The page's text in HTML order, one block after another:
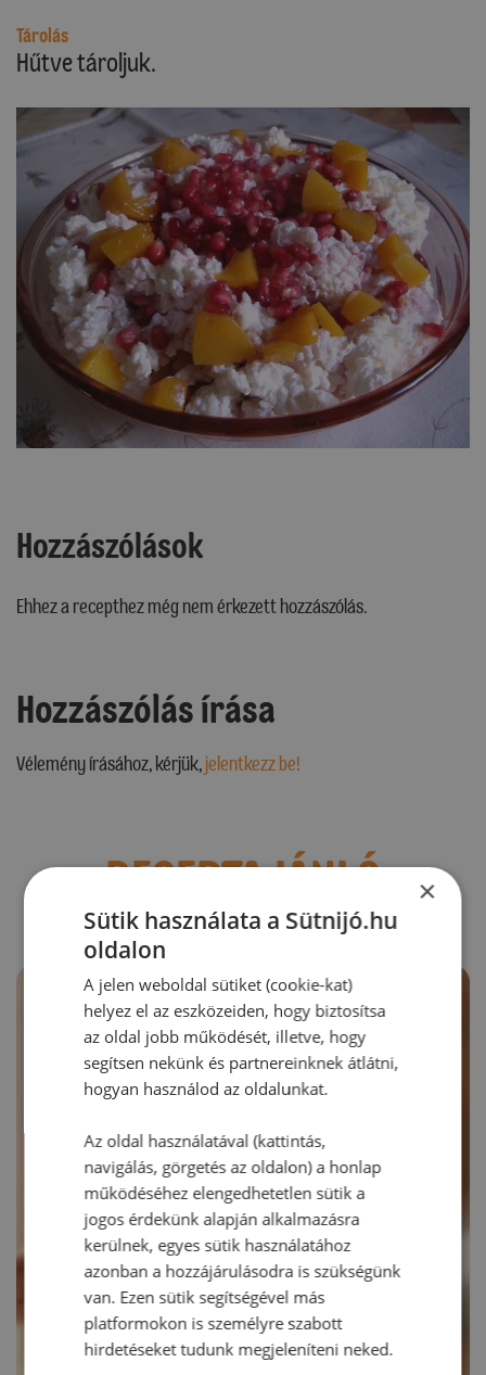
Tárolás
Hűtve tároljuk.
Hozzászólások
Ehhez a recepthez még nem érkezett hozzászólás.
Hozzászólás írása
Vélemény írásához, kérjük,jelentkezz be!
RECEPTAJÁNLÓ ×
Sütik használata a Sütnijó.hu
oldalon
A jelen weboldal sütiket (cookie-kat)
helyez el az eszközeiden, hogy biztosítsa
az oldal jobb működését, illetve, hogy
segítsen nekünk és partnereinknek átlátni,
hogyan használod az oldalunkat.
Az oldal használatával (kattintás,
navigálás, görgetés az oldalon) a honlap
működéséhez elengedhetetlen sütik a
jogos érdekünk alapján alkalmazásra
kerülnek, egyes sütik használatához
azonban a hozzájárulásodra is szükségünk
van. Ezen sütik segítségével más
platformokon is személyre szabott
hirdetéseket tudunk megjeleníteni neked.